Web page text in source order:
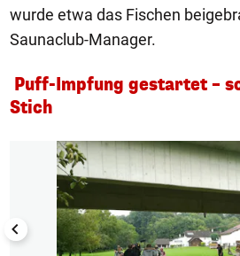
wurde etwa das Fischen
Saunaclub-Manager.
Puff-Impfung gestartet –
Stich